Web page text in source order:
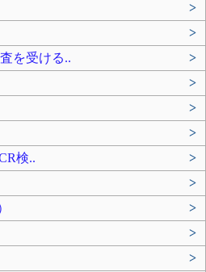
>
>
を受ける..
>
>
>
>
検..
>
>
>
>
>